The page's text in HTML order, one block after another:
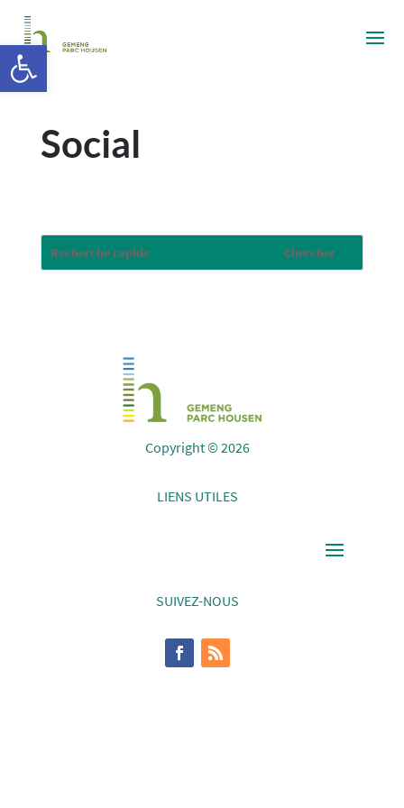
Social
Copyright © 2026
LIENS UTILES
SUIVEZ-NOUS
Ouvrir la barre d’outils